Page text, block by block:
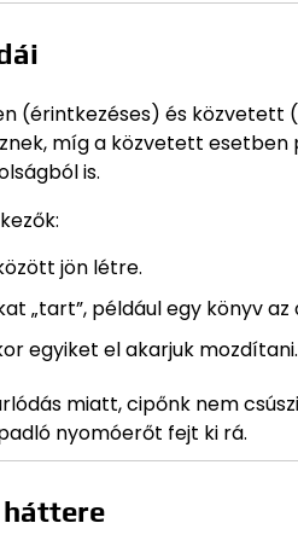
(érintkezéses) és közvetett
míg a közvetett esetben
is.
jön létre.
„tart”, például egy könyv az
egyiket el akarjuk mozdítani.
miatt, cipőnk nem
nyomóerőt fejt ki rá.